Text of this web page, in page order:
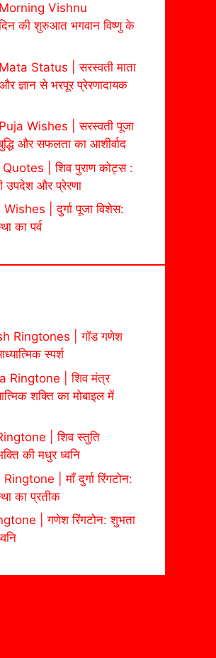
Vishnu
की शुरुआत भगवान विष्णु के
Status | सरस्वती माता
ज्ञान से भरपूर प्रेरणादायक
Wishes | सरस्वती पूजा
और सफलता का आशीर्वाद
| शिव पुराण कोट्स :
उपदेश और प्रेरणा
| दुर्गा पूजा विशेस:
का पर्व
Ringtones | गॉड गणेश
स्पर्श
Ringtone | शिव मंत्र
शक्ति का मोबाइल में
| शिव स्तुति
की मधुर ध्वनि
| माँ दुर्गा रिंगटोन:
का प्रतीक
| गणेश रिंगटोन: शुभता